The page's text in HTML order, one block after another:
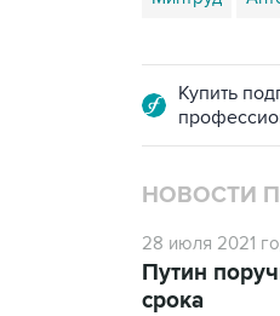
Купить
НОВОСТИ
28 июля 2021
Путин
срока